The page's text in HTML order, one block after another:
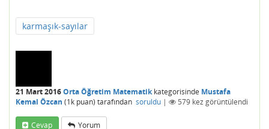
karmaşık-sayılar
21 Mart 2016Orta Öğretim Matematikkategorisinde Mustafa
Kemal Özcan (1k puan) tarafından soruldu | 579 kez görüntülendi
Cevap Yorum